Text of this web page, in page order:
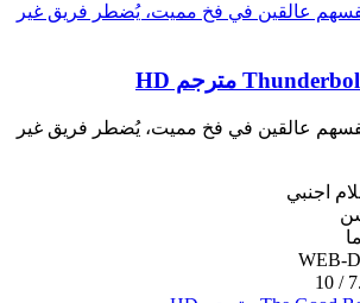
عالقين في فخ مميت، يُضطر فريق غير
عالقين في فخ مميت، يُضطر فريق غير
اجنبي
WEB-